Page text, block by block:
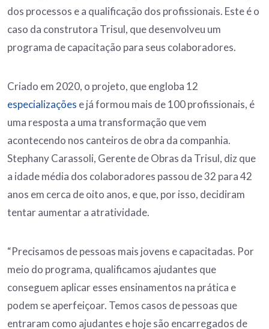
dos processos e a qualificação dos profissionais. Este é o
caso da construtora Trisul, que desenvolveu um
programa de capacitação para seus colaboradores.
Criado em 2020, o projeto, que engloba 12
especializações e já formou mais de 100 profissionais, é
uma resposta a uma transformação que vem
acontecendo nos canteiros de obra da companhia.
Stephany Carassoli, Gerente de Obras da Trisul, diz que
a idade média dos colaboradores passou de 32 para 42
anos em cerca de oito anos, e que, por isso, decidiram
tentar aumentar a atratividade.
“Precisamos de pessoas mais jovens e capacitadas. Por
meio do programa, qualificamos ajudantes que
conseguem aplicar esses ensinamentos na prática e
podem se aperfeiçoar. Temos casos de pessoas que
entraram como ajudantes e hoje são encarregados de